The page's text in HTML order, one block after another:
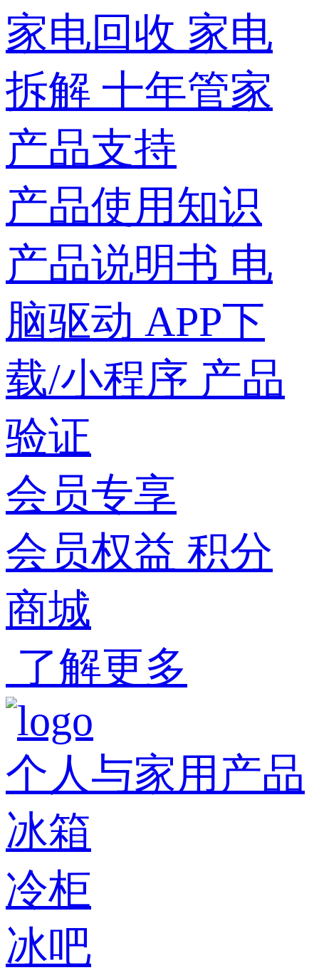
家电回收 家电
拆解 十年管家
产品支持
产品使用知识
产品说明书 电
脑驱动 APP下
载/小程序 产品
验证
会员专享
会员权益 积分
商城
了解更多
个人与家用产品
冰箱
冷柜
冰吧